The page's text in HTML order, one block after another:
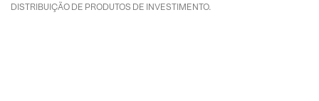
DISTRIBUIÇÃO DE PRODUTOS DE INVESTIMENTO.